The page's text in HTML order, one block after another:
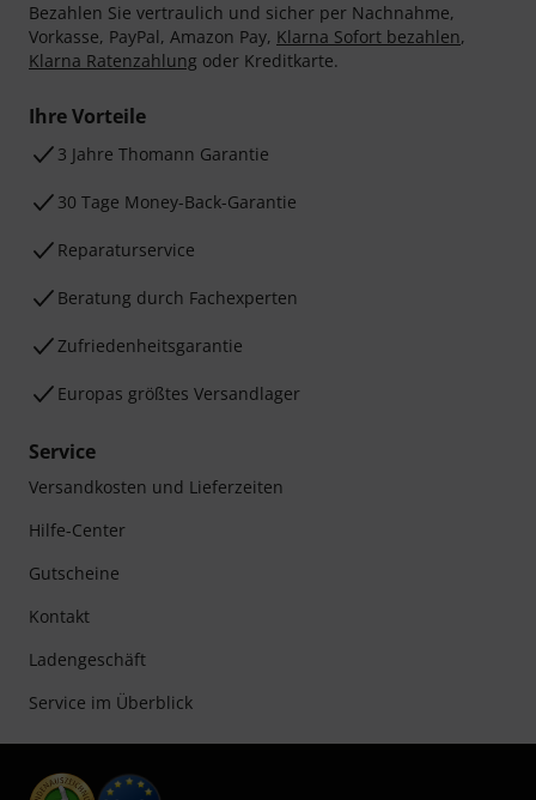
Bezahlen Sie vertraulich und sicher per Nachnahme,
Vorkasse, PayPal, Amazon Pay, Klarna Sofort bezahlen,
Klarna Ratenzahlung oder Kreditkarte.
Ihre Vorteile
3 Jahre Thomann Garantie
30 Tage Money-Back-Garantie
Reparaturservice
Beratung durch Fachexperten
Zufriedenheitsgarantie
Europas größtes Versandlager
Service
Versandkosten und Lieferzeiten
Hilfe-Center
Gutscheine
Kontakt
Ladengeschäft
Service im Überblick